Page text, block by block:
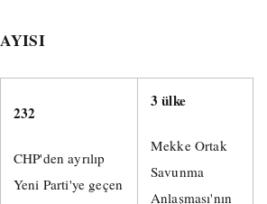
232
CHP'den ayrılıp
Yeni Parti'ye geçen
3 ülke
Mekke Ortak
Savunma
Anlaşması'nın